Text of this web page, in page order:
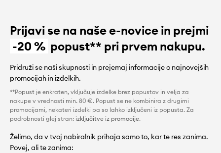
Prijavi se na naše e-novice in prejmi
-20 % popust** pri prvem nakupu.
Pridruži se naši skupnosti in prejemaj informacije o najnovejših
promocijah in izdelkih.
**Popust je enkraten, vključuje izdelke brez popustov in velja za
nakupe v vrednosti min. 80 €. Popust se ne kombinira z drugimi
promocijami, nekateri izdelki pa so lahko izključeni iz popusta. Za
podrobnosti glej stran: izključitve iz promocije.
Želimo, da v tvoj nabiralnik prihaja samo to, kar te res zanima.
Povej, ali te zanima: